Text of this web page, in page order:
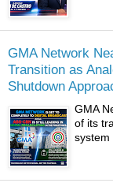
GMA Network
Transition as
Shutdown
GMA
of its
system